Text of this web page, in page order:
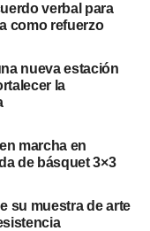
verbal para
como refuerzo
nueva estación
la
marcha en
de básquet 3×3
su muestra de arte